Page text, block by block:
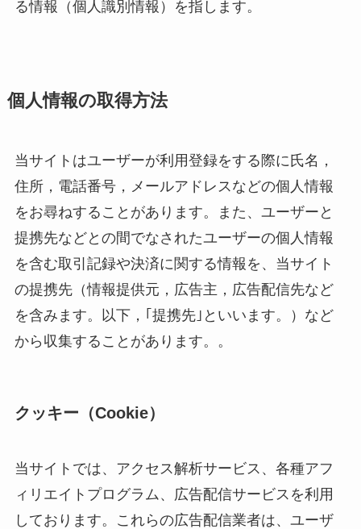
る情報（個人識別情報）を指します。
個人情報の取得方法
当サイトはユーザーが利用登録をする際に氏名，
住所，電話番号，メールアドレスなどの個人情報
をお尋ねすることがあります。また、ユーザーと
提携先などとの間でなされたユーザーの個人情報
を含む取引記録や決済に関する情報を、当サイト
の提携先（情報提供元，広告主，広告配信先など
を含みます。以下，｢提携先｣といいます。）など
から収集することがあります。。
クッキー（Cookie）
当サイトでは、アクセス解析サービス、各種アフ
ィリエイトプログラム、広告配信サービスを利用
しております。これらの広告配信業者は、ユーザ